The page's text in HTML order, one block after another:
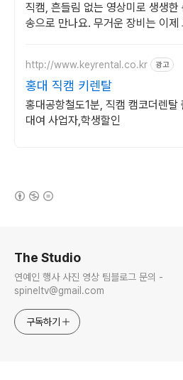
직캠, 흔들림 없는 영상미로 생생
송으로 만나요. 무거운 장비는 이제
http://www.keyrental.co.kr 광고
홍대 직캠 키렌탈
홍대공항철도1분, 직캠 캠코더렌탈
대여 사업자,학생할인
The Studio
연예인 행사 사진 영상 팀블로그 문의 -
spineltv@gmail.com
구독하기